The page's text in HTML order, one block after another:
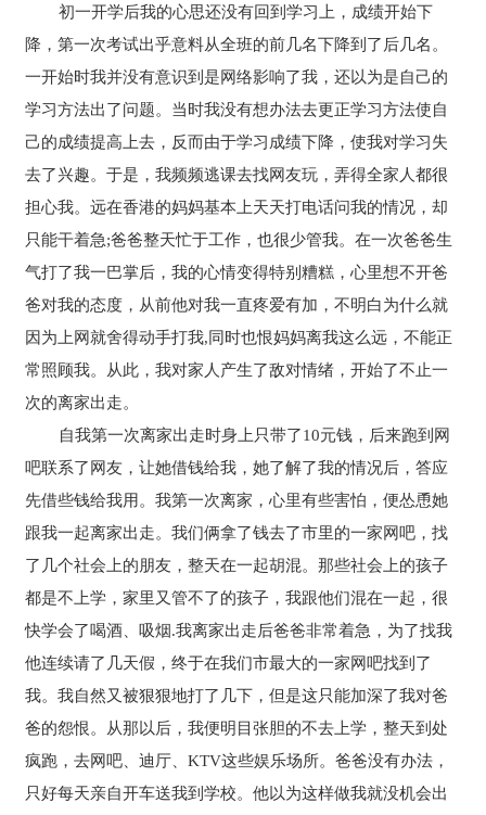
初一开学后我的心思还没有回到学习上，成绩开始下
降，第一次考试出乎意料从全班的前几名下降到了后几名。
一开始时我并没有意识到是网络影响了我，还以为是自己的
学习方法出了问题。当时我没有想办法去更正学习方法使自
己的成绩提高上去，反而由于学习成绩下降，使我对学习失
去了兴趣。于是，我频频逃课去找网友玩，弄得全家人都很
担心我。远在香港的妈妈基本上天天打电话问我的情况，却
只能干着急;爸爸整天忙于工作，也很少管我。在一次爸爸生
气打了我一巴掌后，我的心情变得特别糟糕，心里想不开爸
爸对我的态度，从前他对我一直疼爱有加，不明白为什么就
因为上网就舍得动手打我,同时也恨妈妈离我这么远，不能正
常照顾我。从此，我对家人产生了敌对情绪，开始了不止一
次的离家出走。
自我第一次离家出走时身上只带了10元钱，后来跑到网
吧联系了网友，让她借钱给我，她了解了我的情况后，答应
先借些钱给我用。我第一次离家，心里有些害怕，便怂恿她
跟我一起离家出走。我们俩拿了钱去了市里的一家网吧，找
了几个社会上的朋友，整天在一起胡混。那些社会上的孩子
都是不上学，家里又管不了的孩子，我跟他们混在一起，很
快学会了喝酒、吸烟.我离家出走后爸爸非常着急，为了找我
他连续请了几天假，终于在我们市最大的一家网吧找到了
我。我自然又被狠狠地打了几下，但是这只能加深了我对爸
爸的怨恨。从那以后，我便明目张胆的不去上学，整天到处
疯跑，去网吧、迪厅、KTV这些娱乐场所。爸爸没有办法，
只好每天亲自开车送我到学校。他以为这样做我就没机会出